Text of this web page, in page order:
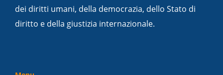
dei diritti umani, della democrazia, dello Stato di
diritto e della giustizia internazionale.